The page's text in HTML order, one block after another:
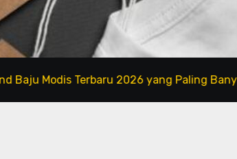
Terbaru 2026 yang Paling Banyak Dicari